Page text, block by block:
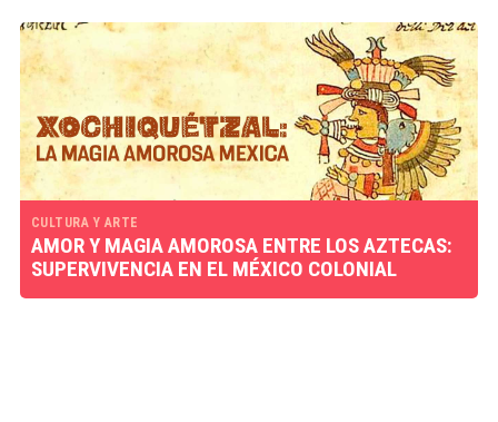
CULTURA Y ARTE
AMOR Y MAGIA AMOROSA ENTRE LOS AZTECAS:
SUPERVIVENCIA EN EL MÉXICO COLONIAL